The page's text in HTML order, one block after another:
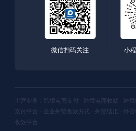
微信扫码关注 小
主营业务：跨境电商支付 · 跨境电商收款 · 跨
支付平台 · 企业外贸收款方式 · 外贸结汇 · 外
收款平台